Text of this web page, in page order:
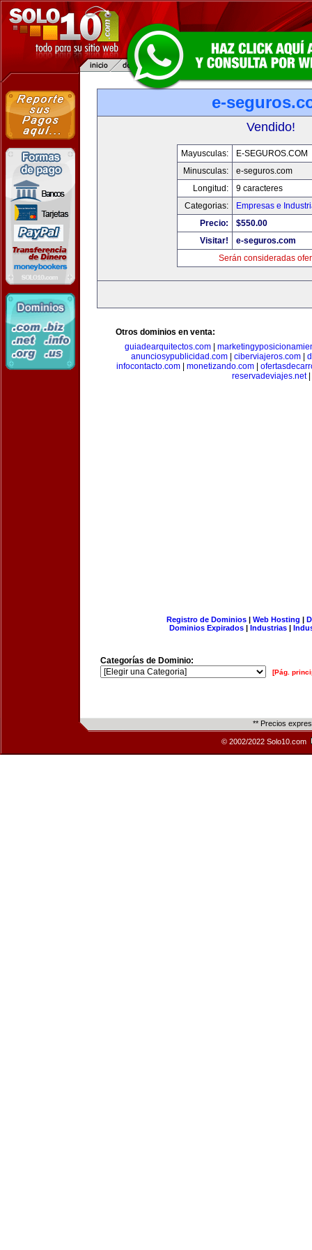
e-
Vendido!
Mayusculas:
E-SEGUROS.COM
Minusculas:
e-seguros.com
Longitud:
9 caracteres
Categorias:
Empresas e
Precio:
$550.00
Visitar!
e-seguros.com
Serán consideradas
Otros dominios en venta:
guiadearquitectos.com
anunciosypublicidad.com| ciberviajeros.com|
infocontacto.com
monetizando.com
reservadeviajes.net|
Registro de Dominios| Web Hosting |
Dominios Expirados | Industrias |
Categorías de Dominio:
[Pág.
** Precios
© 2002/2022 Solo10.com